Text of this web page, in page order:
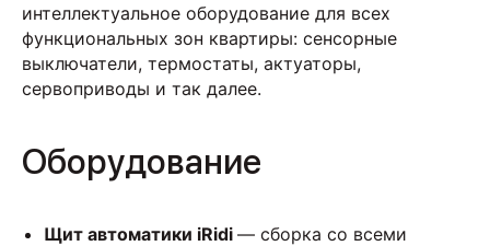
интеллектуальное оборудование для всех
функциональных зон квартиры: сенсорные
выключатели, термостаты, актуаторы,
сервоприводы и так далее.
Оборудование
Щит автоматики iRidi — сборка со всеми